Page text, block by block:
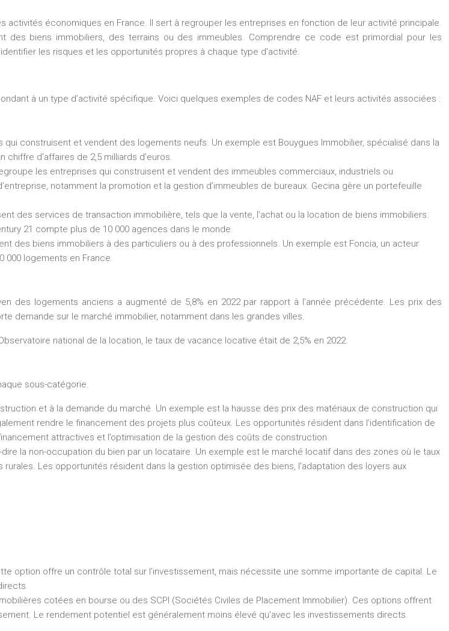
activités économiques en France. Il sert à regrouper les entreprises en fonction de leur activité principale.
biens immobiliers, des terrains ou des immeubles. Comprendre ce code est primordial pour les
les risques et les opportunités propres à chaque type d’activité.
à un type d’activité spécifique. Voici quelques exemples de codes NAF et leurs activités associées :
construisent et vendent des logements neufs. Un exemple est Bouygues Immobilier, spécialisé dans la
d’affaires de 2,5 milliards d’euros.
les entreprises qui construisent et vendent des immeubles commerciaux, industriels ou
notamment la promotion et la gestion d’immeubles de bureaux. Gecina gère un portefeuille
des services de transaction immobilière, tels que la vente, l’achat ou la location de biens immobiliers.
21 compte plus de 10 000 agences dans le monde.
des biens immobiliers à des particuliers ou à des professionnels. Un exemple est Foncia, un acteur
000 logements en France.
des logements anciens a augmenté de 5,8% en 2022 par rapport à l’année précédente. Les prix des
demande sur le marché immobilier, notamment dans les grandes villes.
national de la location, le taux de vacance locative était de 2,5% en 2022.
sous-catégorie.
et à la demande du marché. Un exemple est la hausse des prix des matériaux de construction qui
rendre le financement des projets plus coûteux. Les opportunités résident dans l’identification de
attractives et l’optimisation de la gestion des coûts de construction.
la non-occupation du bien par un locataire. Un exemple est le marché locatif dans des zones où le taux
Les opportunités résident dans la gestion optimisée des biens, l’adaptation des loyers aux
option offre un contrôle total sur l’investissement, mais nécessite une somme importante de capital. Le
cotées en bourse ou des SCPI (Sociétés Civiles de Placement Immobilier). Ces options offrent
Le rendement potentiel est généralement moins élevé qu’avec les investissements directs.